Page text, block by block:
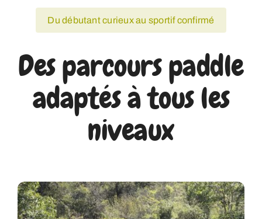
Du débutant curieux au sportif confirmé
Des parcours paddle
adaptés à tous les
niveaux